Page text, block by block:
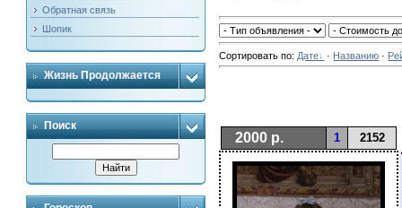
Обратная связь
Шопик
Жизнь Продолжается
Поиск
Сортировать по: Дате · Названию ·
2000 р. 1 2152